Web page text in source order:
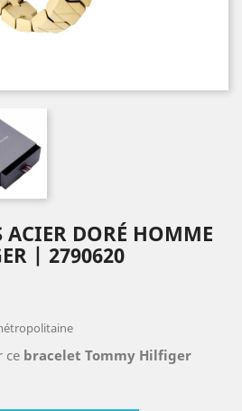
ACIER DORÉ HOMME
| 2790620
ce bracelet Tommy Hilfiger